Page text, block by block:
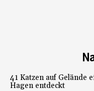
41 Katzen auf Gelände
Hagen entdeckt